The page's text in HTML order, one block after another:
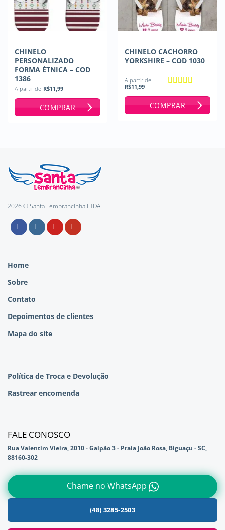
CHINELO
PERSONALIZADO
FORMA ÉTNICA – COD
1386
A partir de R$11,99
COMPRAR
CHINELO CACHORRO
YORKSHIRE – COD 1030
A partir de
R$11,99
COMPRAR
2026 © Santa Lembrancinha LTDA
Home
Sobre
Contato
Depoimentos de clientes
Mapa do site
Política de Troca e Devolução
Rastrear encomenda
FALE CONOSCO
Rua Valentim Vieira, 2010 - Galpão 3 - Praia João Rosa, Biguaçu - SC,
88160-302
Chame no WhatsApp
(48) 3285-2503